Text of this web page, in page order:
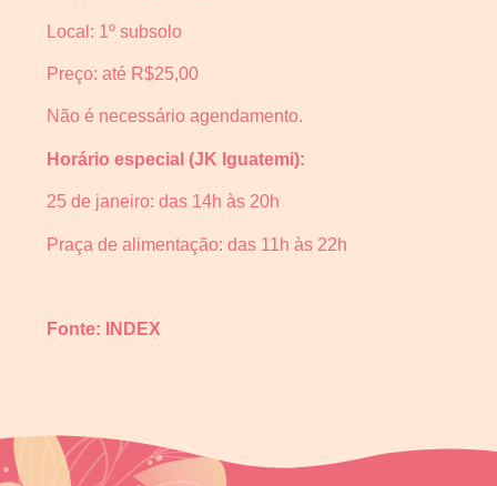
Local: 1º subsolo
Preço: até R$25,00
Não é necessário agendamento.
Horário especial (JK Iguatemi):
25 de janeiro: das 14h às 20h
Praça de alimentação: das 11h às 22h
Fonte: INDEX